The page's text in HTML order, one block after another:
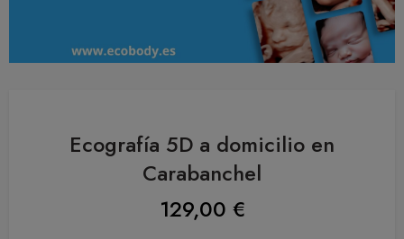
Ecografía 5D a domicilio en
Carabanchel
129,00 €